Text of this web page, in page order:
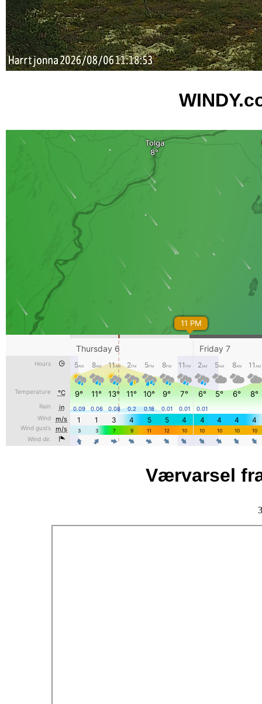
Værvarsel